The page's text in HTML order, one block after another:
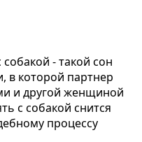
- такой сон
в которой партнер
и другой женщиной
с собакой снится
процессу